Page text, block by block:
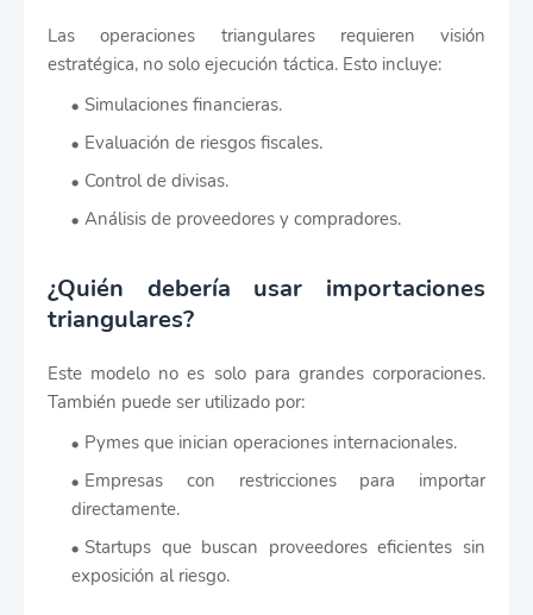
Las operaciones triangulares requieren visión
estratégica, no solo ejecución táctica. Esto incluye:
Simulaciones financieras.
Evaluación de riesgos fiscales.
Control de divisas.
Análisis de proveedores y compradores.
¿Quién debería usar importaciones
triangulares?
Este modelo no es solo para grandes corporaciones.
También puede ser utilizado por:
Pymes que inician operaciones internacionales.
Empresas con restricciones para importar
directamente.
Startups que buscan proveedores eficientes sin
exposición al riesgo.